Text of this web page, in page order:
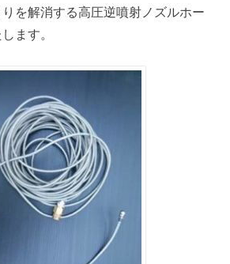
を解消する高圧逆噴射ノズルホー
ます。